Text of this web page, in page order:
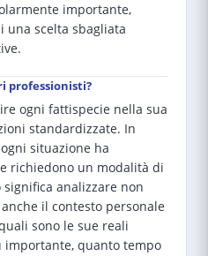
importante,
una scelta sbagliata
professionisti?
ogni fattispecie nella sua
standardizzate. In
situazione ha
richiedono un modalità di
analizzare non
il contesto personale
sono le sue reali
quanto tempo